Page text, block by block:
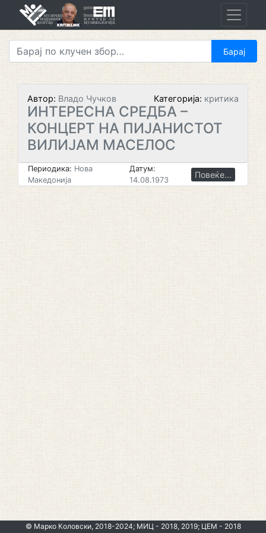
Автор: Владо Чучков Категорија: критика
ИНТЕРЕСНА СРЕДБА –
КОНЦЕРТ НА ПИЈАНИСТОТ
ВИЛИЈАМ МАСЕЛОС
Периодика: Нова
Македонија
Датум:
14.08.1973
Повеќе...
© Марко Коловски, 2018-2024; МИЦ - 2018, 2019; ЦЕМ - 2018